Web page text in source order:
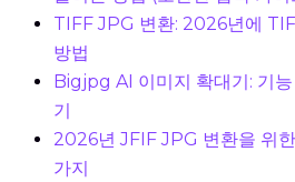
TIFF JPG 변환: 2026년에
방법
Bigjpg AI 이미지 확대기: 기
기
2026년 JFIF JPG 변환을 위
가지